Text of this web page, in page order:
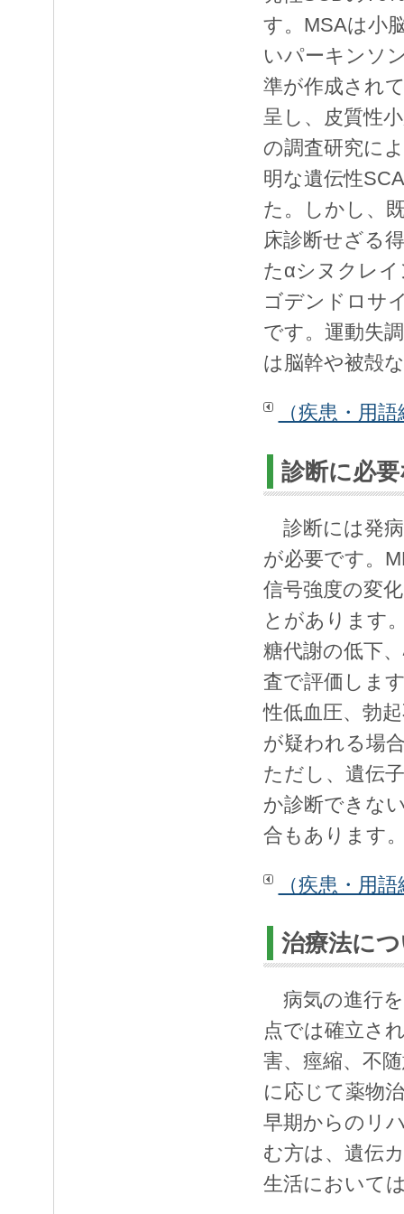
す。MSAは小
いパーキンソ
準が作成され
呈し、皮質性
の調査研究に
明な遺伝性
た。しかし、
床診断せざる
たαシヌクレ
ゴデンドロサ
です。運動失
は脳幹や被殻
（疾患・用
診断に必
診断には発病
が必要です。
信号強度の変
とがあります
糖代謝の低下
査で評価しま
性低血圧、勃
が疑われる場
ただし、遺伝
か診断できな
合もあります
（疾患・用
治療法に
病気の進行を
点では確立さ
害、痙縮、不
に応じて薬物
早期からのリ
む方は、遺伝
生活において